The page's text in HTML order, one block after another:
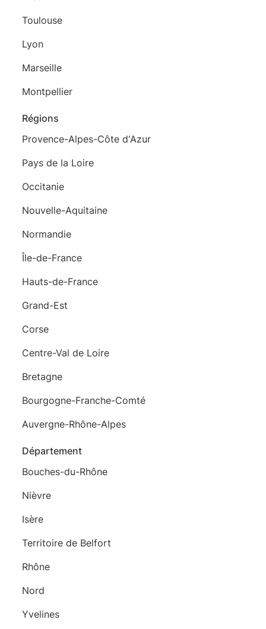
Toulouse
Lyon
Marseille
Montpellier
Régions
Provence-Alpes-Côte d'Azur
Pays de la Loire
Occitanie
Nouvelle-Aquitaine
Normandie
Île-de-France
Hauts-de-France
Grand-Est
Corse
Centre-Val de Loire
Bretagne
Bourgogne-Franche-Comté
Auvergne-Rhône-Alpes
Département
Bouches-du-Rhône
Nièvre
Isère
Territoire de Belfort
Rhône
Nord
Yvelines